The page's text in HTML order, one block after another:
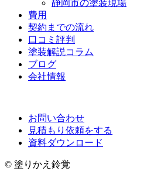
静岡市の塗装現場
費用
契約までの流れ
口コミ評判
塗装解説コラム
ブログ
会社情報
お問い合わせ
見積もり依頼をする
資料ダウンロード
© 塗りかえ鈴覚